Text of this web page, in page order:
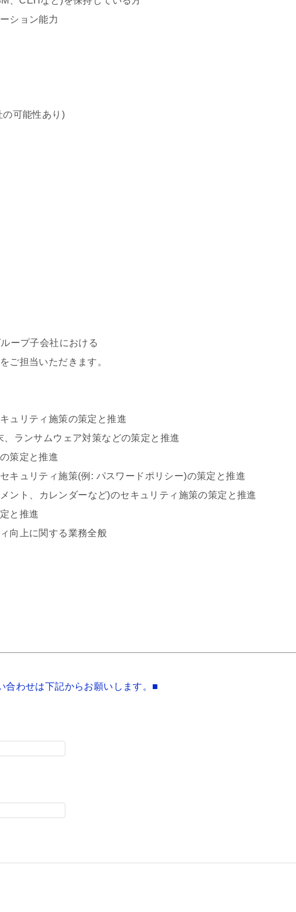
ション能力
可能性あり)
ープ子会社における
ご担当いただきます。
ュリティ施策の策定と推進
、ランサムウェア対策などの策定と推進
策定と推進
キュリティ施策(例: パスワードポリシー)の策定と推進
ント、カレンダーなど)のセキュリティ施策の策定と推進
と推進
向上に関する業務全般
合わせは下記からお願いします。■